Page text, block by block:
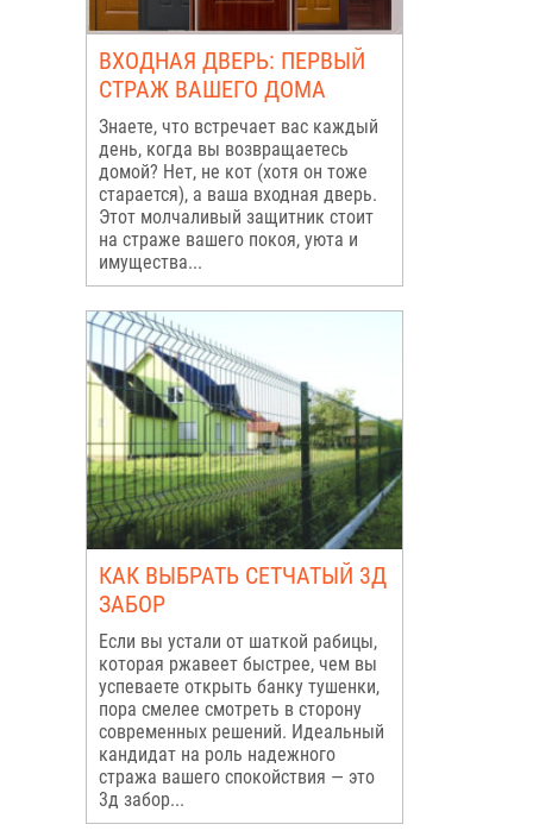
ВХОДНАЯ ДВЕРЬ: ПЕРВЫЙ
СТРАЖ ВАШЕГО ДОМА
Знаете, что встречает вас каждый
день, когда вы возвращаетесь
домой? Нет, не кот (хотя он тоже
старается), а ваша входная дверь.
Этот молчаливый защитник стоит
на страже вашего покоя, уюта и
имущества...
КАК ВЫБРАТЬ СЕТЧАТЫЙ 3Д
ЗАБОР
Если вы устали от шаткой рабицы,
которая ржавеет быстрее, чем вы
успеваете открыть банку тушенки,
пора смелее смотреть в сторону
современных решений. Идеальный
кандидат на роль надежного
стража вашего спокойствия — это
3д забор...